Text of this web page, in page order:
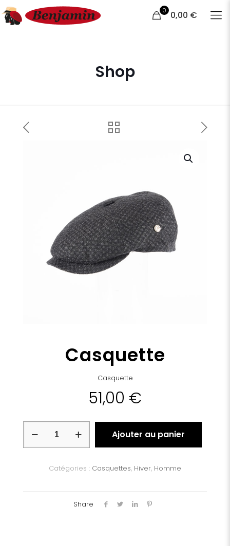
0 0,00 €
Shop
Casquette
Casquette
51,00 €
Casquette
Ajouter au panier
Catégories : Casquettes, Hiver, Homme
Share